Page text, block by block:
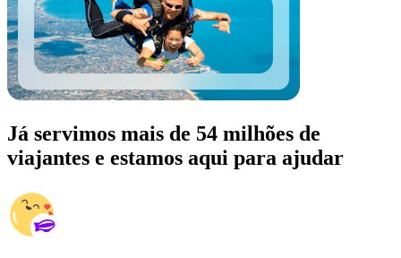
Já servimos mais de 54 milhões de
viajantes e estamos aqui para ajudar